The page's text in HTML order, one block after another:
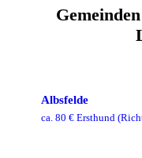
Albsfelde
ca. 80 € Ersthund